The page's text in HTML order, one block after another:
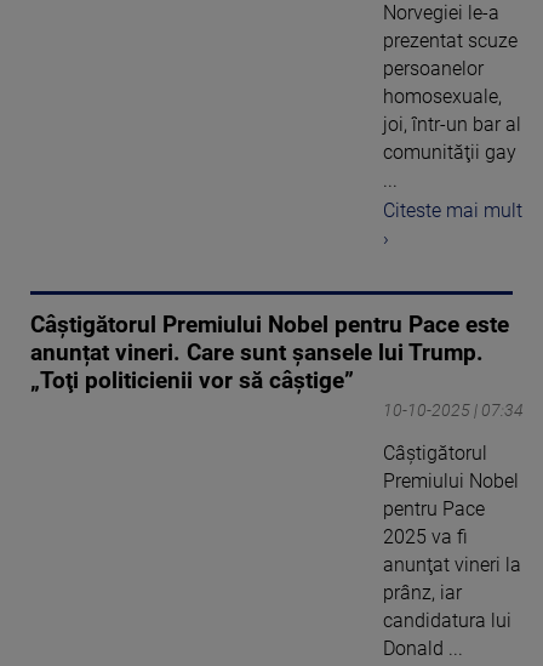
Norvegiei le-a
prezentat scuze
persoanelor
homosexuale,
joi, într-un bar al
comunităţii gay
...
Citeste mai mult
›
Câștigătorul Premiului Nobel pentru Pace este
anunțat vineri. Care sunt șansele lui Trump.
„Toţi politicienii vor să câştige”
10-10-2025 | 07:34
Câştigătorul
Premiului Nobel
pentru Pace
2025 va fi
anunţat vineri la
prânz, iar
candidatura lui
Donald ...